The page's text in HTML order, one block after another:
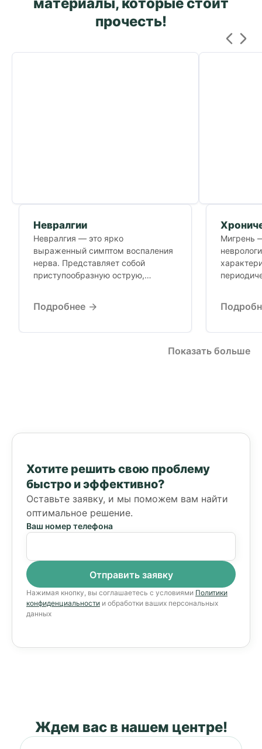
прочесть!
Невралгии
Невралгия — это ярко
выраженный симптом воспаления
нерва. Представляет собой
приступообразную острую,
Подробнее
Мигрень
чаще
Показать больше
Хотите решить свою проблему
быстро и эффективно?
Оставьте заявку, и мы поможем вам найти
оптимальное решение.
Ваш номер телефона
Нажимая кнопку, вы соглашаетесь с условиями Политики
конфиденциальности и обработки ваших персональных
данных
Ждем вас в нашем центре!